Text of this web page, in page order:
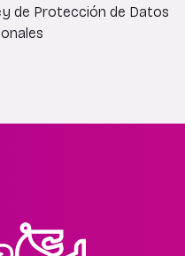
de Protección de Datos